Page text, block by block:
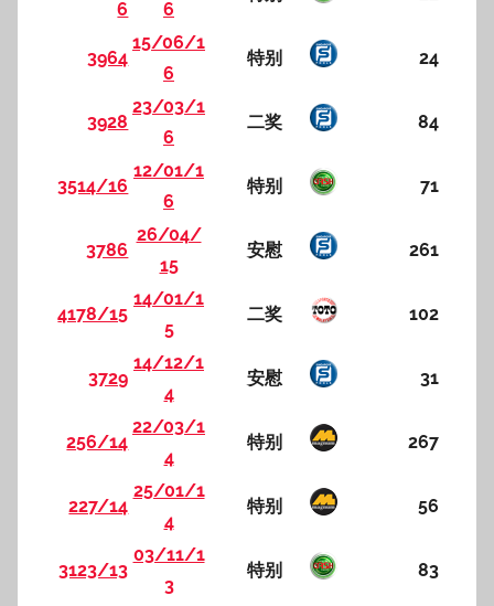
6
6
3964
15/06/1
6
特别 24
3928
23/03/1
6
二奖 84
3514/16
12/01/1
6
特别 71
3786
26/04/
15
安慰 261
4178/15
14/01/1
5
二奖 102
3729
14/12/1
4
安慰 31
256/14
22/03/1
4
特别 267
227/14
25/01/1
4
特别 56
3123/13
03/11/1
3
特别 83